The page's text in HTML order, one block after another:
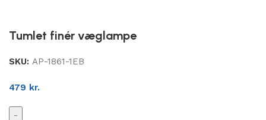
Tumlet finér væglampe
SKU:AP-1861-1EB
479 kr.